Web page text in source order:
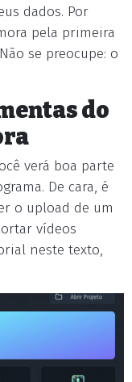
dados. Por
pela primeira
se preocupe: o
do
verá boa parte
De cara, é
o upload de um
vídeos
neste texto,